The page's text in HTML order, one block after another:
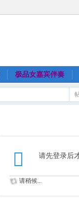
极品女嘉宾伴奏
请先登录后
请稍候...